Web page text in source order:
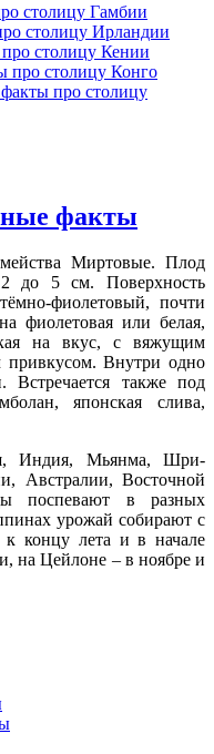
столицу Гамбии
столицу Ирландии
столицу Кении
про столицу Конго
про столицу
факты
Миртовые. Плод
до 5 см. Поверхность
фиолетовый, почти
фиолетовая или белая,
на вкус, с вяжущим
привкусом. Внутри одно
Встречается также под
японская слива,
Индия, Мьянма, Шри-
Австралии, Восточной
поспевают в разных
урожай собирают с
концу лета и в начале
на Цейлоне – в ноябре и